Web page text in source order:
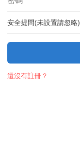
安全提問(未設置請忽略)
還沒有註冊？